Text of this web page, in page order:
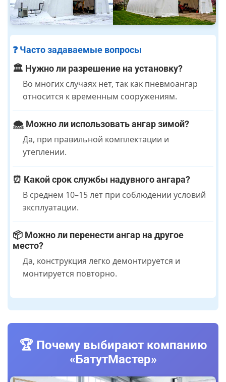
❓ Часто задаваемые вопросы
🏛️ Нужно ли разрешение на установку?
Во многих случаях нет, так как пневмоангар
относится к временным сооружениям.
🌨️ Можно ли использовать ангар зимой?
Да, при правильной комплектации и
утеплении.
⏰ Какой срок службы надувного ангара?
В среднем 10–15 лет при соблюдении условий
эксплуатации.
📦 Можно ли перенести ангар на другое
место?
Да, конструкция легко демонтируется и
монтируется повторно.
🏆 Почему выбирают компанию
«БатутМастер»